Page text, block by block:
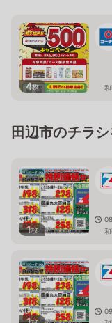
4枚
田辺市のチラ
1枚